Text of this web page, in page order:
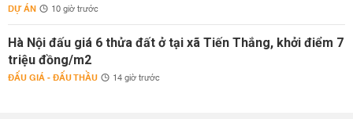
DỰ ÁN 10 giờ trước
Hà Nội đấu giá 6 thửa đất ở tại xã Tiến Thắng, khởi điểm 7
triệu đồng/m2
ĐẤU GIÁ - ĐẤU THẦU 14 giờ trước